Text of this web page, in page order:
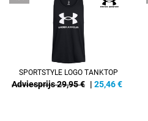
SPORTSTYLE LOGO TANKTOP
Adviesprijs 29,95 € | 25,46€